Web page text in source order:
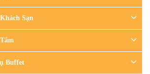
Sạn
Buffet